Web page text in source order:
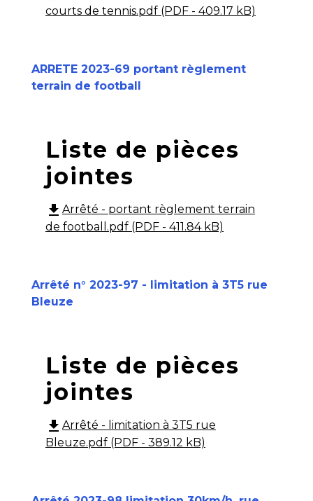
courts de tennis.pdf (PDF - 409.17 kB)
ARRETE 2023-69 portant règlement
terrain de football
Liste de pièces
jointes
file_download Arrêté - portant règlement terrain
de football.pdf (PDF - 411.84 kB)
Arrêté n° 2023-97 - limitation à 3T5 rue
Bleuze
Liste de pièces
jointes
file_download Arrêté - limitation à 3T5 rue
Bleuze.pdf (PDF - 389.12 kB)